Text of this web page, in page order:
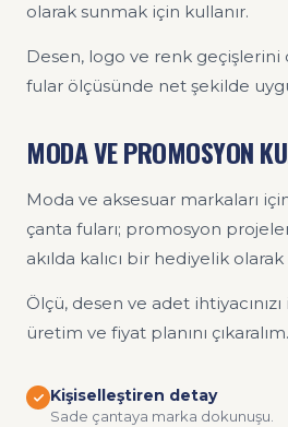
olarak sunmak için kullanır.
Desen, logo ve renk geçişlerini
fular ölçüsünde net şekilde
MODA VE PROMOSYON
Moda ve aksesuar markaları
çanta fuları; promosyon
akılda kalıcı bir hediyelik olarak
Ölçü, desen ve adet
üretim ve fiyat planını çıkaralım.
Kişiselleştiren detay
Sade çantaya marka dokunuşu.